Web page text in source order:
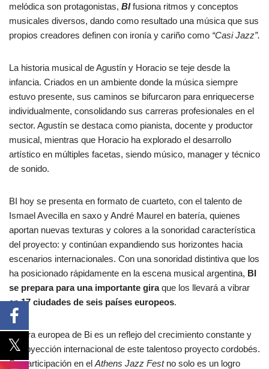
melódica son protagonistas, BIfusiona ritmos y conceptos
musicales diversos, dando como resultado una música que sus
propios creadores definen con ironía y cariño como “Casi Jazz”.
La historia musical de Agustín y Horacio se teje desde la
infancia. Criados en un ambiente donde la música siempre
estuvo presente, sus caminos se bifurcaron para enriquecerse
individualmente, consolidando sus carreras profesionales en el
sector. Agustín se destaca como pianista, docente y productor
musical, mientras que Horacio ha explorado el desarrollo
artístico en múltiples facetas, siendo músico, manager y técnico
de sonido.
BI hoy se presenta en formato de cuarteto, con el talento de
Ismael Avecilla en saxo y André Maurel en batería, quienes
aportan nuevas texturas y colores a la sonoridad característica
del proyecto: y continúan expandiendo sus horizontes hacia
escenarios internacionales. Con una sonoridad distintiva que los
ha posicionado rápidamente en la escena musical argentina, BI
se prepara para una importante giraque los llevará a vibrar
en17 ciudades de seis países europeos.
La gira europea de Bi es un reflejo del crecimiento constante y
la proyección internacional de este talentoso proyecto cordobés.
Su participación en el Athens Jazz Festno solo es un logro